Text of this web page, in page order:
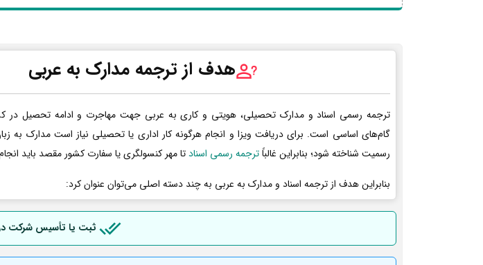
هدف از ترجمه مدارک به عربی
ترجمه رسمی اسناد و مدارک تحصیلی، هویتی و کاری به عربی جهت مهاجرت و ادامه تحصیل در
گام‌های اساسی است. برای دریافت ویزا و انجام هرگونه کار اداری یا تحصیلی نیاز است مدارک به
رسمیت شناخته شود؛ بنابراین غالباًترجمه رسمی اسنادتا مهر کنسولگری یا سفارت کشور مقصد باید
بنابراین هدف از ترجمه اسناد و مدارک به عربی به چند دسته اصلی می‌توان عنوان کرد:
ثبت یا تأسیس شرکت